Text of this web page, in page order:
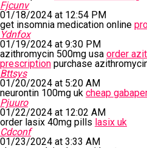
Fjcunv
01/18/2024 at 12:54 PM
get insomnia medication online
Ydnfox
01/19/2024 at 9:30 PM
azithromycin 500mg usa order
prescription purchase
Bttsys
01/20/2024 at 5:20 AM
neurontin 100mg uk cheap
Pjuuro
01/22/2024 at 12:02 AM
order lasix 40mg pills lasix uk
Cdconf
01/23/2024 at 3:33 AM